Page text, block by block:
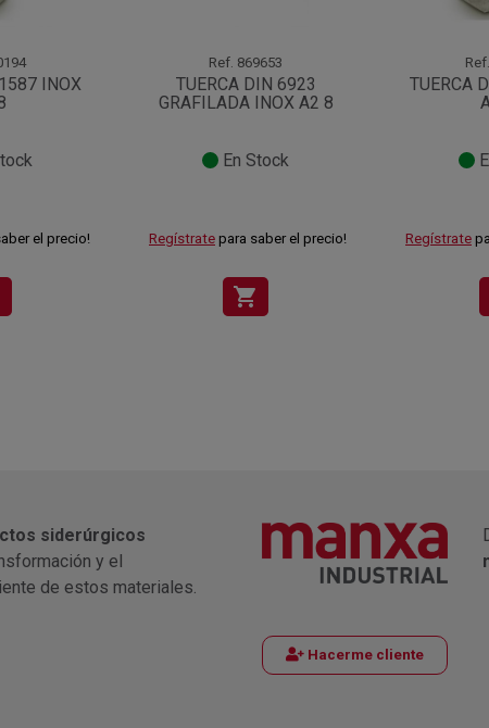
INOX
el precio!
Ref. 869653
TUERCA DIN 6923
GRAFILADA INOX A2 8
En Stock
Regístrate para saber el precio!
shopping_cart
Ref.
TUERCA
Regístrate
siderúrgicos
y el
de estos materiales.
Hacerme cliente